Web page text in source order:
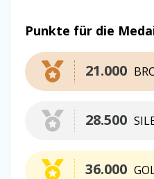
Punkte für die
21.000
28.500
36.000